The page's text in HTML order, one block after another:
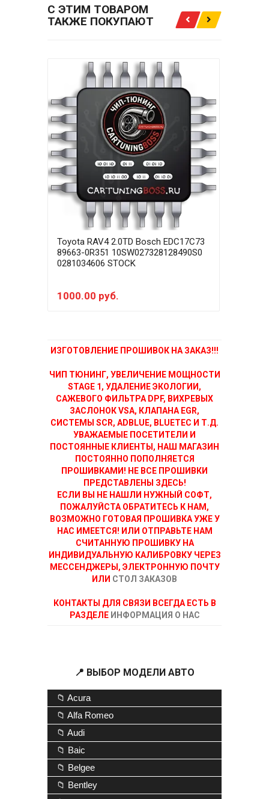
С ЭТИМ ТОВАРОМ
ТАКЖЕ ПОКУПАЮТ
Toyota RAV4 2.0TD Bosch EDC17C73
89663-0R351 10SW027328128490S0
0281034606 STOCK
1000.00 руб.
ИЗГОТОВЛЕНИЕ ПРОШИВОК НА ЗАКАЗ!!!
ЧИП ТЮНИНГ, УВЕЛИЧЕНИЕ МОЩНОСТИ
STAGE 1, УДАЛЕНИЕ ЭКОЛОГИИ,
САЖЕВОГО ФИЛЬТРА DPF, ВИХРЕВЫХ
ЗАСЛОНОК VSA, КЛАПАНА EGR,
СИСТЕМЫ SCR, ADBLUE, BLUETEC И Т.Д.
УВАЖАЕМЫЕ ПОСЕТИТЕЛИ И
ПОСТОЯННЫЕ КЛИЕНТЫ, НАШ МАГАЗИН
ПОСТОЯННО ПОПОЛНЯЕТСЯ
ПРОШИВКАМИ! НЕ ВСЕ ПРОШИВКИ
ПРЕДСТАВЛЕНЫ ЗДЕСЬ!
ЕСЛИ ВЫ НЕ НАШЛИ НУЖНЫЙ СОФТ,
ПОЖАЛУЙСТА ОБРАТИТЕСЬ К НАМ,
ВОЗМОЖНО ГОТОВАЯ ПРОШИВКА УЖЕ У
НАС ИМЕЕТСЯ! ИЛИ ОТПРАВЬТЕ НАМ
СЧИТАННУЮ ПРОШИВКУ НА
ИНДИВИДУАЛЬНУЮ КАЛИБРОВКУ ЧЕРЕЗ
МЕССЕНДЖЕРЫ, ЭЛЕКТРОННУЮ ПОЧТУ
ИЛИ СТОЛ ЗАКАЗОВ
КОНТАКТЫ ДЛЯ СВЯЗИ ВСЕГДА ЕСТЬ В
РАЗДЕЛЕ ИНФОРМАЦИЯ О НАС
📍 ВЫБОР МОДЕЛИ АВТО
📁 Acura
📁 Alfa Romeo
📁 Audi
📁 Baic
📁 Belgee
📁 Bentley